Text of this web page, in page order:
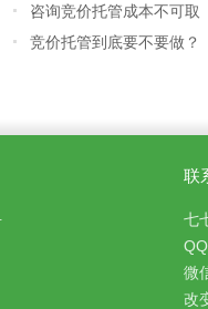
咨询竞价托管成本不可取
竞价托管到底要不要做？
联
七
微
改